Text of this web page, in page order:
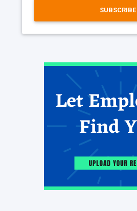
SUBSCRIBE